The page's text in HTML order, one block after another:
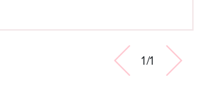
1/1